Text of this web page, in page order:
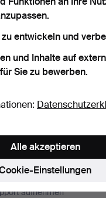
Archiv der
aufnehmen
entwickeln und
und Inhalte auf
Sie zu bewerben.
Einstellungen
Alle akzeptieren